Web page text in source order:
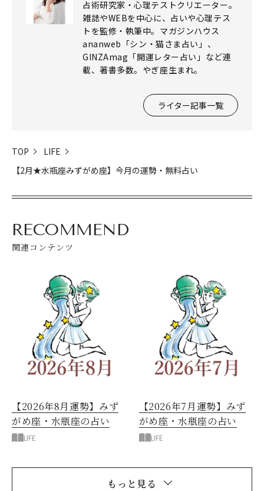
占術研究家・心理テストクリエーター。
雑誌やWEBを中心に、占いや心理テス
トを監修・執筆中。マガジンハウス
ananweb「シン・猫さま占い」、
GINZAmag「開運レター占い」など連
載、著書多数。やぎ座生まれ。
ライター記事一覧
TOP
LIFE
【2月★水瓶座みずがめ座】今月の運勢・無料占い
RECOMMEND
関連コンテンツ
【2026年8月運勢】みず
がめ座・水瓶座の占い
LIFE
【2026年7月運勢】みず
がめ座・水瓶座の占い
LIFE
もっと見る
閉じる